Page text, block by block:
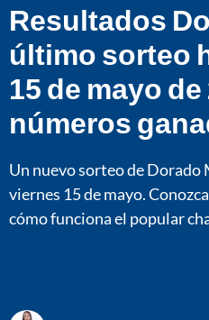
Resultados
último sorteo
15 de mayo de
números
Un nuevo sorteo de Dorado
viernes 15 de mayo.
cómo funciona el popular